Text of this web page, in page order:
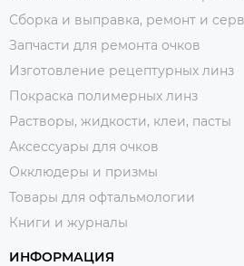
Сборка и выправка, ремонт и
Запчасти для ремонта очков
Изготовление рецептурных линз
Покраска полимерных линз
Растворы, жидкости, клеи, пасты
Аксессуары для очков
Окклюдеры и призмы
Товары для офтальмологии
Книги и журналы
ИНФОРМАЦИЯ